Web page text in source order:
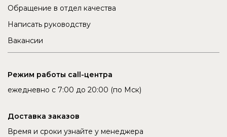
Обращение в отдел качества
Написать руководству
Вакансии
Режим работы call-центра
ежедневно с 7:00 до 20:00 (по Мск)
Доставка заказов
Время и сроки узнайте у менеджера